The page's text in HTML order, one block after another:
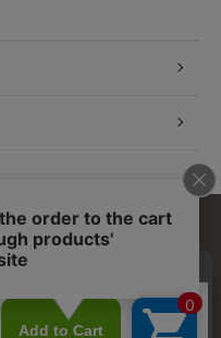
プライバシーポリシー
く表示 店舗リスト